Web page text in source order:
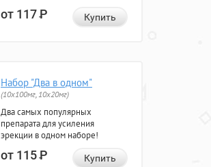
от 117Р Купить
Набор "Два в одном"
(10x100мг, 10x20мг)
Два самых популярных
препарата для усиления
эрекции в одном наборе!
от 115Р Купить